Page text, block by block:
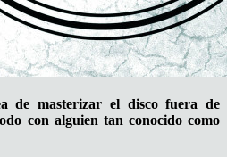
de masterizar el disco fuera de
con alguien tan conocido como